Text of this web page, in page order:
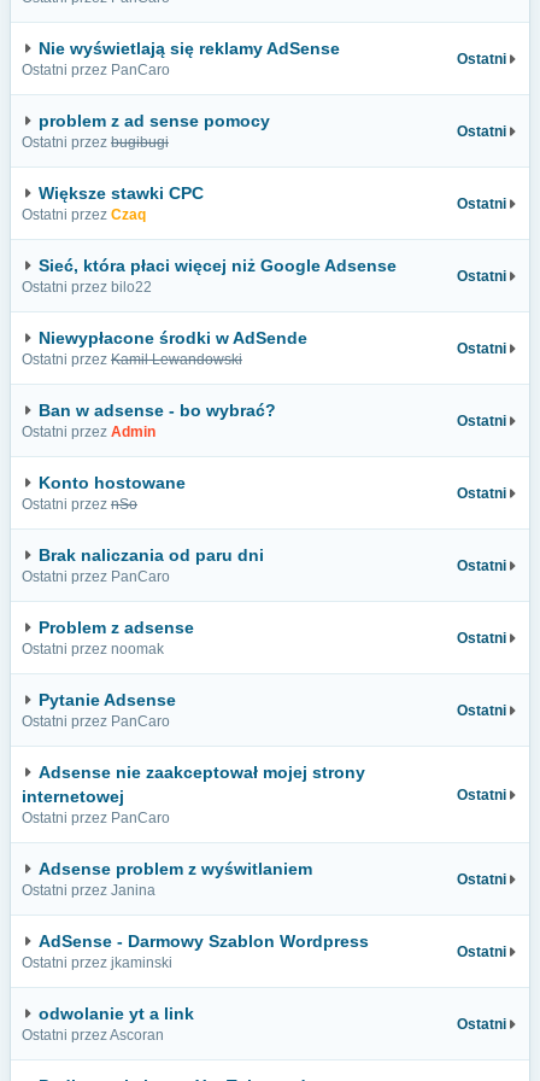
Nie wyświetlają się reklamy AdSense
Ostatni przez PanCaro
Ostatni
problem z ad sense pomocy
Ostatni przez bugibugi
Ostatni
Większe stawki CPC
Ostatni przez Czaq
Ostatni
Sieć, która płaci więcej niż Google Adsense
Ostatni przez bilo22
Ostatni
Niewypłacone środki w AdSende
Ostatni przez Kamil Lewandowski
Ostatni
Ban w adsense - bo wybrać?
Ostatni przez Admin
Ostatni
Konto hostowane
Ostatni przez nSo
Ostatni
Brak naliczania od paru dni
Ostatni przez PanCaro
Ostatni
Problem z adsense
Ostatni przez noomak
Ostatni
Pytanie Adsense
Ostatni przez PanCaro
Ostatni
Adsense nie zaakceptował mojej strony
internetowej
Ostatni przez PanCaro
Ostatni
Adsense problem z wyświtlaniem
Ostatni przez Janina
Ostatni
AdSense - Darmowy Szablon Wordpress
Ostatni przez jkaminski
Ostatni
odwolanie yt a link
Ostatni przez Ascoran
Ostatni